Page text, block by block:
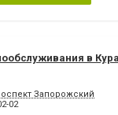
в
Запорожский
02